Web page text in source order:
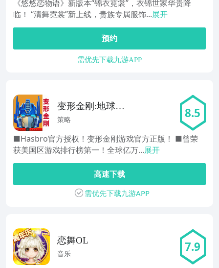
《悠悠恋物语》新版本“锦衣霓裳”，衣锦世家华贵降
临！ “清舞霓裳”新上线，贵族专属服饰...展开
预约
需优先下载九游APP
变形金刚:地球之
战
策略 8.5
■Hasbro官方授权！变形金刚游戏官方正版！ ■曾荣
获美国区游戏排行榜第一！全球亿万...展开
高速下载
需优先下载九游APP
恋舞OL
音乐 7.9